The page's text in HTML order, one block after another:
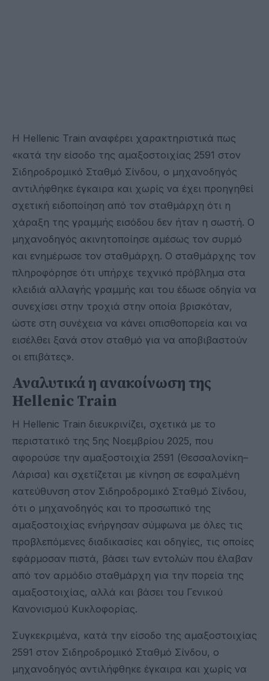
Η Hellenic Train αναφέρει χαρακτηριστικά πως
«κατά την είσοδο της αμαξοστοιχίας 2591 στον
Σιδηροδρομικό Σταθμό Σίνδου, ο μηχανοδηγός
αντιλήφθηκε έγκαιρα και χωρίς να έχει προηγηθεί
σχετική ειδοποίηση από τον σταθμάρχη ότι η
χάραξη της γραμμής εισόδου δεν ήταν η σωστή. Ο
μηχανοδηγός ακινητοποίησε αμέσως τον συρμό
και ενημέρωσε τον σταθμάρχη. Ο σταθμάρχης τον
πληροφόρησε ότι υπήρχε τεχνικό πρόβλημα στα
κλειδιά αλλαγής γραμμής και του έδωσε οδηγία να
συνεχίσει στην τροχιά στην οποία βρισκόταν,
ώστε στη συνέχεια να κάνει οπισθοπορεία και να
εισέλθει ξανά στον σταθμό για να αποβιβαστούν
οι επιβάτες».
Αναλυτικά η ανακοίνωση της
Hellenic Train
Η Hellenic Train διευκρινίζει, σχετικά με το
περιστατικό της 5ης Νοεμβρίου 2025, που
αφορούσε την αμαξοστοιχία 2591 (Θεσσαλονίκη–
Λάρισα) και σχετίζεται με κίνηση σε εσφαλμένη
κατεύθυνση στον Σιδηροδρομικό Σταθμό Σίνδου,
ότι ο μηχανοδηγός και το προσωπικό της
αμαξοστοιχίας ενήργησαν σύμφωνα με όλες τις
προβλεπόμενες διαδικασίες και οδηγίες, τις οποίες
εφάρμοσαν πιστά, βάσει των εντολών που έλαβαν
από τον αρμόδιο σταθμάρχη για την πορεία της
αμαξοστοιχίας, αλλά και βάσει του Γενικού
Κανονισμού Κυκλοφορίας.
Συγκεκριμένα, κατά την είσοδο της αμαξοστοιχίας
2591 στον Σιδηροδρομικό Σταθμό Σίνδου, ο
μηχανοδηγός αντιλήφθηκε έγκαιρα και χωρίς να